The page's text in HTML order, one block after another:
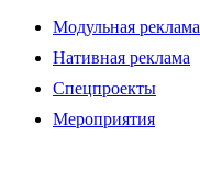
Модульная реклама
Нативная реклама
Спецпроекты
Мероприятия